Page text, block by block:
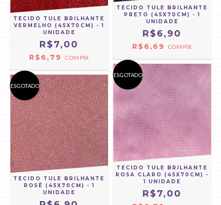
TECIDO TULE BRILHANTE
VERMELHO (45X70CM) - 1
UNIDADE
R$7,00
R$6,79 COM PIX
TECIDO TULE BRILHANTE
PRETO (45X70CM) - 1
UNIDADE
R$6,90
R$6,69 COM PIX
ESGOTADO
TECIDO TULE BRILHANTE
ROSÉ (45X70CM) - 1
UNIDADE
ESGOTADO
TECIDO TULE BRILHANTE
ROSA CLARO (45X70CM) -
1 UNIDADE
R$7,00